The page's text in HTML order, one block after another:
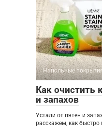
Напольные
Как очистить
и запахов
Устали от пятен и
расскажем, как быстро